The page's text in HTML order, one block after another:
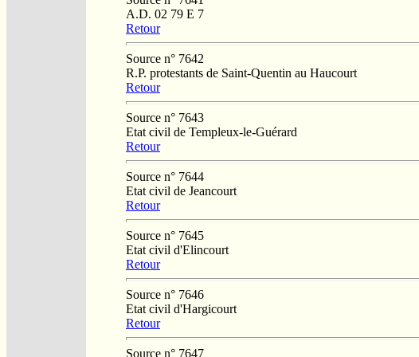
A.D. 02 79 E 7
Retour
Source n° 7642
R.P. protestants de Saint-Quentin au Haucourt
Retour
Source n° 7643
Etat civil de Templeux-le-Guérard
Retour
Source n° 7644
Etat civil de Jeancourt
Retour
Source n° 7645
Etat civil d'Elincourt
Retour
Source n° 7646
Etat civil d'Hargicourt
Retour
Source n° 7647